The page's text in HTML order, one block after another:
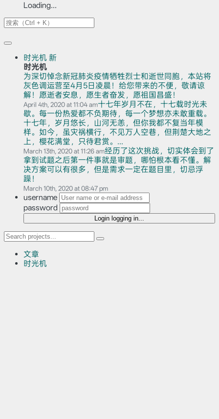
Loading...
时光机 新
时光机
为深切悼念新冠肺炎疫情牺牲烈士和逝世同胞，本站将
灰色调运营至4月5日凌晨！给您带来的不便，敬请谅
解！愿逝者安息，愿生者奋发，愿祖国昌盛！
April 4th, 2020 at 11:04 am十七年岁月不在，十七载时光未
歇。每一份热爱都不负期待，每一个梦想亦未敢重载。
十七年，岁月悠长，山河无恙，但你我都不复当年模
样。如今，虽灾祸横行，不见万人空巷，但荆楚大地之
上，樱花满堂，只待君赏。...
March 13th, 2020 at 11:26 am经历了这次挑战，切实体会到了
拿到试题之后第一件事就是审题，哪怕根本看不懂。解
决方案可以有很多，但是需求一定在题目里，切忌浮
躁！
March 10th, 2020 at 08:47 pm
username
password
Login logging in...
文章
时光机